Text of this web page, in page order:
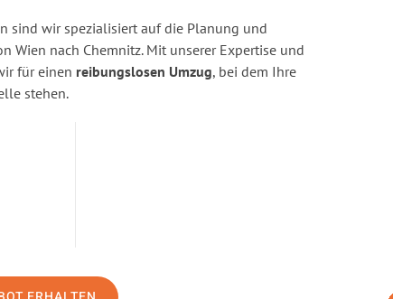
sind wir spezialisiert auf die Planung und
Wien nach Chemnitz. Mit unserer Expertise und
für einen reibungslosen Umzug, bei dem Ihre
stehen.